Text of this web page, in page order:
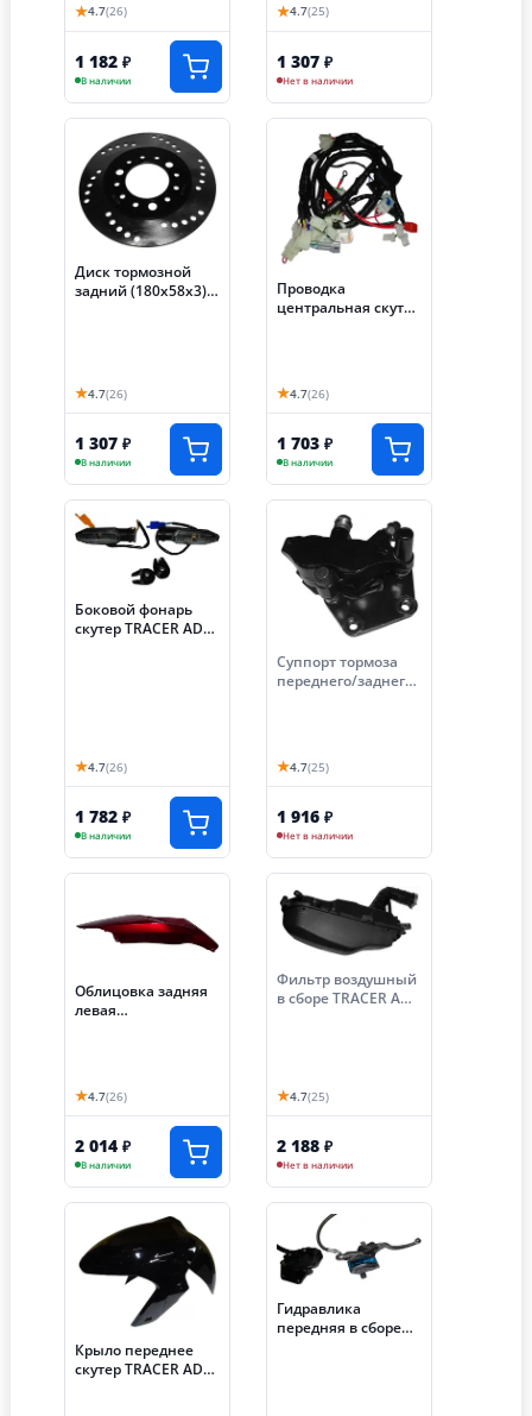
★4.7(26)
1 182 ₽
В наличии
★4.7(25)
1 307 ₽
Нет в наличии
Диск тормозной
задний (180х58х3)
★4.7(26)
1 307 ₽
В наличии
Проводка
центральная скутер
★4.7(26)
1 703 ₽
В наличии
Боковой фонарь
скутер TRACER ADV
★4.7(26)
1 782 ₽
В наличии
Суппорт тормоза
переднего/заднего
★4.7(25)
1 916 ₽
Нет в наличии
Облицовка задняя
левая
★4.7(26)
2 014 ₽
В наличии
Фильтр воздушный
в сборе TRACER ADV
★4.7(25)
2 188 ₽
Нет в наличии
Крыло переднее
скутер TRACER ADV
Гидравлика
передняя в сборе